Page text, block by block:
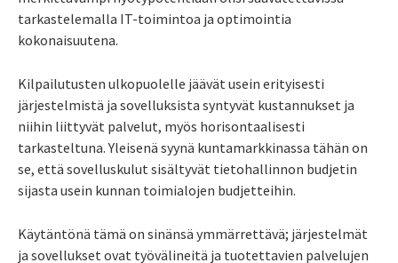
tarkastelemalla IT-toimintoa ja optimointia
kokonaisuutena.
Kilpailutusten ulkopuolelle jäävät usein erityisesti
järjestelmistä ja sovelluksista syntyvät kustannukset ja
niihin liittyvät palvelut, myös horisontaalisesti
tarkasteltuna. Yleisenä syynä kuntamarkkinassa tähän on
se, että sovelluskulut sisältyvät tietohallinnon budjetin
sijasta usein kunnan toimialojen budjetteihin.
Käytäntönä tämä on sinänsä ymmärrettävä; järjestelmät
ja sovellukset ovat työvälineitä ja tuotettavien palvelujen